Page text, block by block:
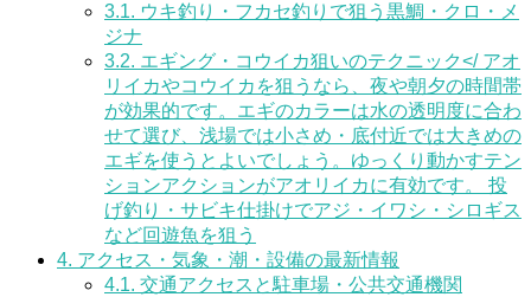
3.1. ウキ釣り・フカセ釣りで狙う黒鯛・クロ・メ
ジナ
3.2. エギング・コウイカ狙いのテクニック</ アオ
リイカやコウイカを狙うなら、夜や朝夕の時間帯
が効果的です。エギのカラーは水の透明度に合わ
せて選び、浅場では小さめ・底付近では大きめの
エギを使うとよいでしょう。ゆっくり動かすテン
ションアクションがアオリイカに有効です。 投
げ釣り・サビキ仕掛けでアジ・イワシ・シロギス
など回遊魚を狙う
4. アクセス・気象・潮・設備の最新情報
4.1. 交通アクセスと駐車場・公共交通機関